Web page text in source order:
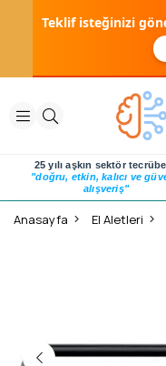
Teklif isteğinizi
25 yılı aşkın sektör
"doğru, etkin, kalıcı ve
alışveriş"
Anasayfa El Aletleri